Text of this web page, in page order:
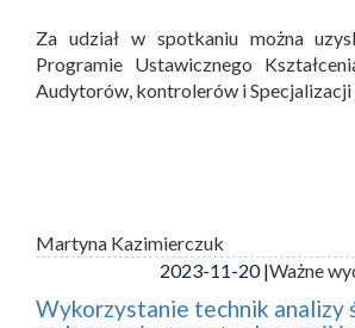
Za udział w spotkaniu można
Programie Ustawicznego
Audytorów, kontrolerów i Specjalizacji
Martyna Kazimierczuk
2023-11-20 |Ważne
Wykorzystanie technik analizy